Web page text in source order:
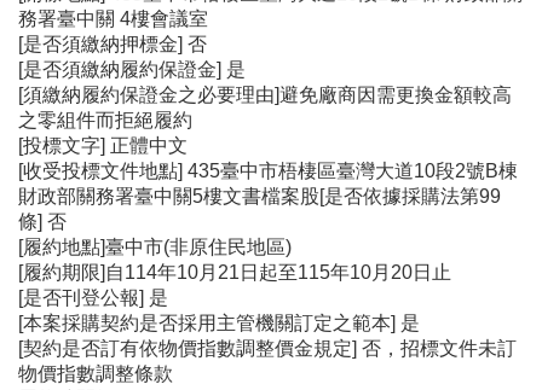
務署臺中關 4樓會議室
[是否須繳納押標金] 否
[是否須繳納履約保證金] 是
[須繳納履約保證金之必要理由]避免廠商因需更換金額較高
之零組件而拒絕履約
[投標文字] 正體中文
[收受投標文件地點] 435臺中市梧棲區臺灣大道10段2號B棟
財政部關務署臺中關5樓文書檔案股[是否依據採購法第99
條] 否
[履約地點]臺中市(非原住民地區)
[履約期限]自114年10月21日起至115年10月20日止
[是否刊登公報] 是
[本案採購契約是否採用主管機關訂定之範本] 是
[契約是否訂有依物價指數調整價金規定] 否，招標文件未訂
物價指數調整條款